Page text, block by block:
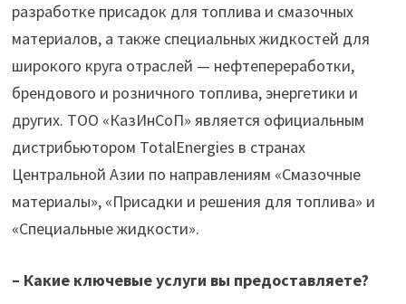
разработке присадок для топлива и смазочных
материалов, а также специальных жидкостей для
широкого круга отраслей — нефтепереработки,
брендового и розничного топлива, энергетики и
других. ТОО «КазИнСоП» является официальным
дистрибьютором TotalEnergies в странах
Центральной Азии по направлениям «Смазочные
материалы», «Присадки и решения для топлива» и
«Специальные жидкости».
– Какие ключевые услуги вы предоставляете?